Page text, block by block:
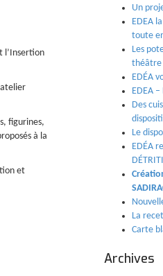
l’Insertion
figurines,
à la
et
Un
EDEA
toute
Les
théâtre
EDÉA
EDEA
Des
Le
EDÉA
La
Carte
Archives